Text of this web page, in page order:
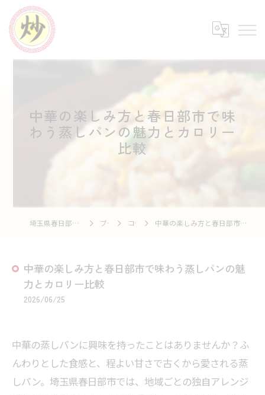
中華の楽しみ方と春日部市で味
わう蒸しパンの魅力とカロリー
比較
埼玉県春日部の中華なら中華市場 炒 ブログ コラム 中華の楽しみ方と春日部市で味わう蒸しパンの魅力とカロリー比較
中華の楽しみ方と春日部市で味わう蒸しパンの魅
力とカロリー比較
2026/06/25
中華の蒸しパンに興味を持ったことはありませんか？ふ
んわりとした食感と、程よい甘さで古くから愛される蒸
しパン。埼玉県春日部市では、地域ごとの独自アレンジ